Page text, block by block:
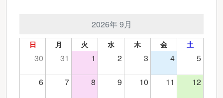
2026年 9月
日 月 火 水 木 金 土
30 31 1 2 3 4 5
6 7 8 9 10 11 12